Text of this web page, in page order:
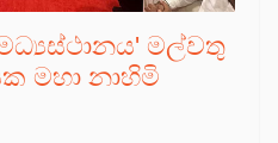
මල්වතු
මහා නාහිමි